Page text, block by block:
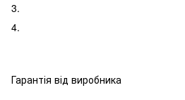
3.
4.
Гарантія від виробника